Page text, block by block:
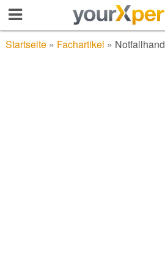
Startseite» Fachartikel »